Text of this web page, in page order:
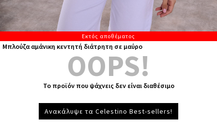
Εκτός αποθέματος
Μπλούζα αμάνικη κεντητή διάτρητη σε μαύρο
OOPS!
Το προϊόν που ψάχνεις δεν είναι διαθέσιμο
Ανακάλυψε τα Celestino Best-sellers!